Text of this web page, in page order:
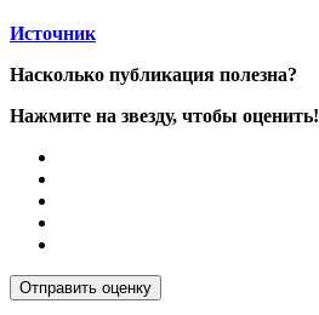
Источник
Насколько публикация полезна?
Нажмите на звезду, чтобы оценить!
Отправить оценку